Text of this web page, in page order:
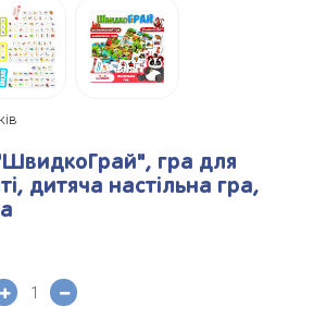
гра для
дитяча настільна гра,